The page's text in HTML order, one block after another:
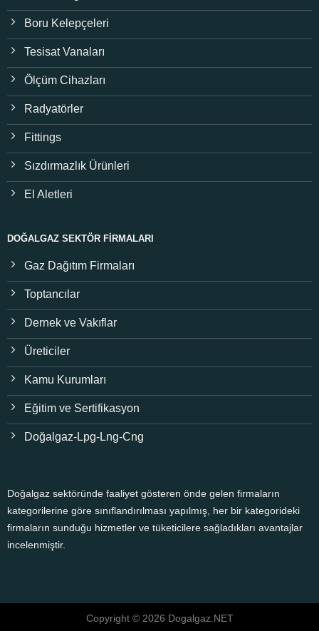
Boru Kelepçeleri
Tesisat Vanaları
Ölçüm Cihazları
Radyatörler
Fittings
Sızdırmazlık Ürünleri
El Aletleri
DOĞALGAZ SEKTÖR FIRMALARI
Gaz Dağıtım Firmaları
Toptancılar
Dernek ve Vakıflar
Üreticiler
Kamu Kurumları
Eğitim ve Sertifikasyon
Doğalgaz-Lpg-Lng-Cng
Doğalgaz sektöründe faaliyet gösteren önde gelen firmaların
kategorilerine göre sınıflandırılması yapılmış, her bir kategorideki
firmaların sunduğu hizmetler ve tüketicilere sağladıkları avantajlar
incelenmiştir.
Copyright © 2026 Dogalgaz.NET